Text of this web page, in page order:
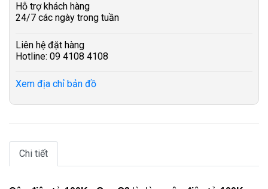
Hỗ trợ khách hàng
24/7 các ngày trong tuần
Liên hệ đặt hàng
Hotline: 09 4108 4108
Xem địa chỉ bản đồ
Chi tiết